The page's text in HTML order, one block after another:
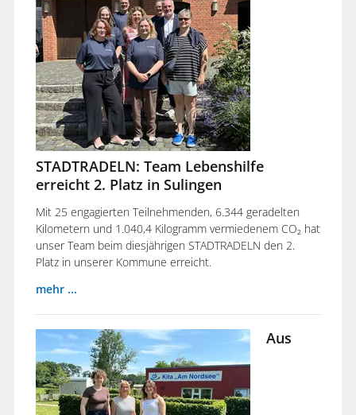
STADTRADELN: Team Lebenshilfe
erreicht 2. Platz in Sulingen
Mit 25 engagierten Teilnehmenden, 6.344 geradelten
Kilometern und 1.040,4 Kilogramm vermiedenem CO₂ hat
unser Team beim diesjährigen STADTRADELN den 2.
Platz in unserer Kommune erreicht.
mehr ...
Aus